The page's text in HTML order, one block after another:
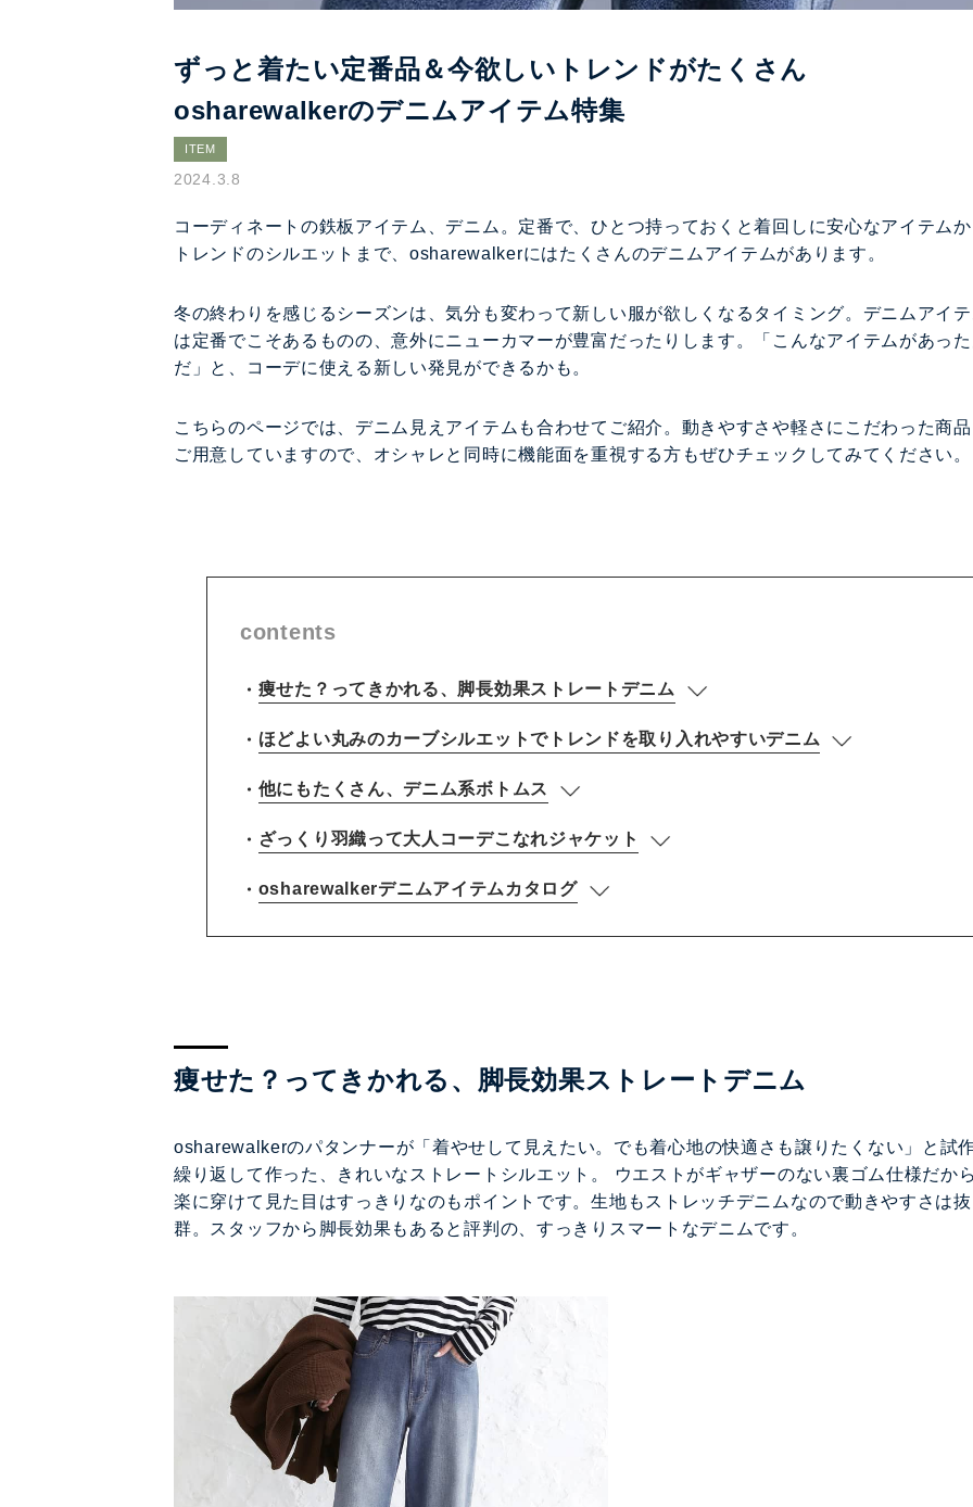
ずっと着たい定番品＆今欲しいトレンドがたくさん
osharewalkerのデニムアイテム特集
ITEM
2024.3.8
コーディネートの鉄板アイテム、デニム。定番で、ひとつ持っておくと着回しに安心なアイテムか
トレンドのシルエットまで、osharewalkerにはたくさんのデニムアイテムがあります。
冬の終わりを感じるシーズンは、気分も変わって新しい服が欲しくなるタイミング。デニムアイテ
は定番でこそあるものの、意外にニューカマーが豊富だったりします。「こんなアイテムがあっ
だ」と、コーデに使える新しい発見ができるかも。
こちらのページでは、デニム見えアイテムも合わせてご紹介。動きやすさや軽さにこだわった商品
ご用意していますので、オシャレと同時に機能面を重視する方もぜひチェックしてみてください。
contents
痩せた？ってきかれる、 脚長効果ストレートデニム
ほどよい丸みのカーブシルエットでトレンドを取り入れやすいデニム
他にもたくさん、デニム系ボトムス
ざっくり羽織って大人コーデこなれジャケット
osharewalkerデニムアイテムカタログ
痩せた？ってきかれる、 脚長効果ストレートデニム
osharewalkerのパタンナーが「着やせして見えたい。でも着心地の快適さも譲りたくない」と試
繰り返して作った、きれいなストレートシルエット。 ウエストがギャザーのない裏ゴム仕様だから
楽に穿けて見た目はすっきりなのもポイントです。生地もストレッチデニムなので動きやすさは抜
群。スタッフから脚長効果もあると評判の、すっきりスマートなデニムです。